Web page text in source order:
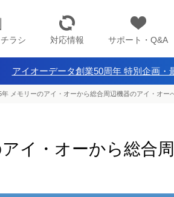
ラシ 対応情報 サポート・Q&A
アイオーデータ創業50周年 特別企画・
年 メモリーのアイ・オーから総合周辺機器のアイ・オー
イ・オーから総合